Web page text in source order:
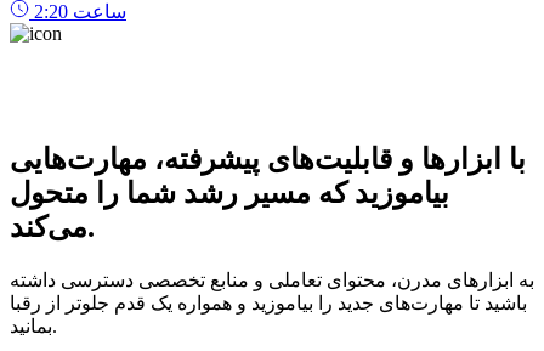
2:20 ساعت
با ابزارها و قابلیت‌های پیشرفته، مهارت‌هایی
بیاموزید که مسیر رشد شما را متحول
می‌کند.
به ابزارهای مدرن، محتوای تعاملی و منابع تخصصی دسترسی داشته
باشید تا مهارت‌های جدید را بیاموزید و همواره یک قدم جلوتر از رقبا
بمانید.